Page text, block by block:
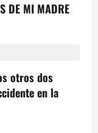
DE MI MADRE
otros dos
en la